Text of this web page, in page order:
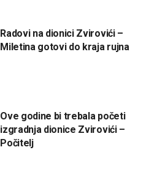
Radovi na dionici Zvirovići –
Miletina gotovi do kraja rujna
Ove godine bi trebala početi
izgradnja dionice Zvirovići –
Počitelj